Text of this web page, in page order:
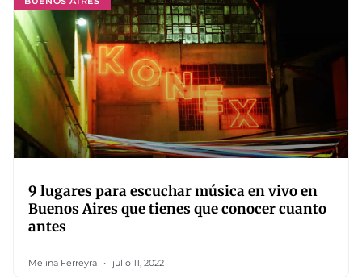
9 lugares para escuchar música en vivo en
Buenos Aires que tienes que conocer cuanto
antes
Melina Ferreyra julio 11, 2022